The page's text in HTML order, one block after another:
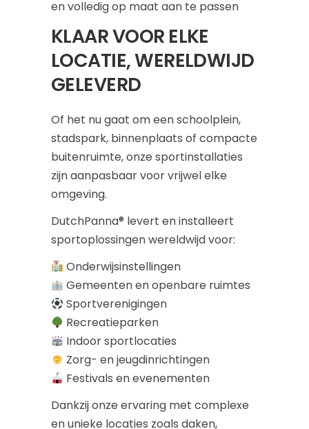
en volledig op maat aan te passen
KLAAR VOOR ELKE
LOCATIE, WERELDWIJD
GELEVERD
Of het nu gaat om een schoolplein,
stadspark, binnenplaats of compacte
buitenruimte, onze sportinstallaties
zijn aanpasbaar voor vrijwel elke
omgeving.
DutchPanna® levert en installeert
sportoplossingen wereldwijd voor:
Onderwijsinstellingen
Gemeenten en openbare ruimtes
Sportverenigingen
Recreatieparken
Indoor sportlocaties
Zorg- en jeugdinrichtingen
Festivals en evenementen
Dankzij onze ervaring met complexe
en unieke locaties zoals daken,